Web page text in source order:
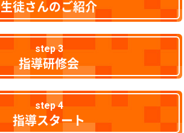
生徒さんのご紹介
step 3
指導研修会
step 4
指導スタート